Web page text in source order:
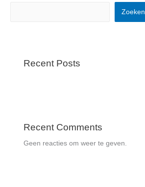
Zoeken
Recent Posts
Recent Comments
Geen reacties om weer te geven.